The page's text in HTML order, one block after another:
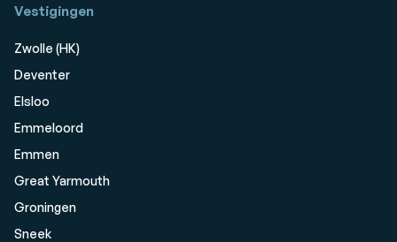
Vestigingen
Zwolle (HK)
Deventer
Elsloo
Emmeloord
Emmen
Great Yarmouth
Groningen
Sneek